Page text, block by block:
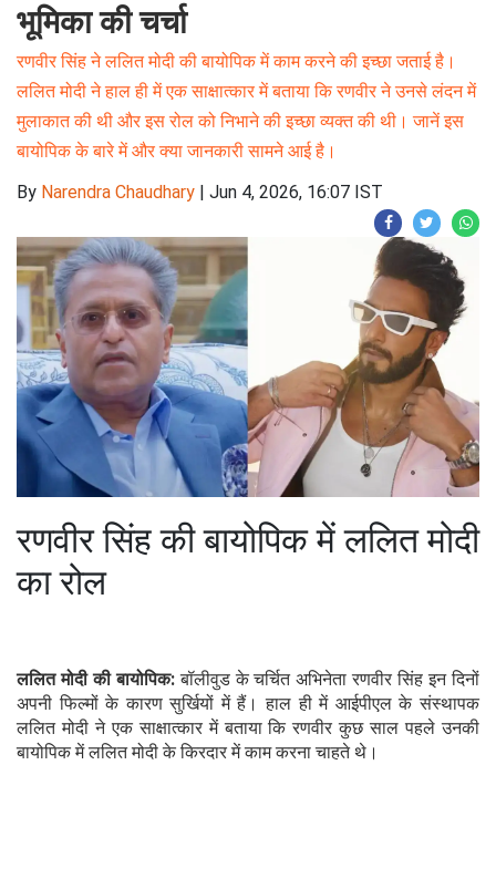
भूमिका की चर्चा
रणवीर सिंह ने ललित मोदी की बायोपिक में काम करने की इच्छा जताई है।
ललित मोदी ने हाल ही में एक साक्षात्कार में बताया कि रणवीर ने उनसे लंदन में
मुलाकात की थी और इस रोल को निभाने की इच्छा व्यक्त की थी। जानें इस
बायोपिक के बारे में और क्या जानकारी सामने आई है।
By Narendra Chaudhary | Jun 4, 2026, 16:07 IST
रणवीर सिंह की बायोपिक में ललित मोदी
का रोल
ललित मोदी की बायोपिक:बॉलीवुड के चर्चित अभिनेता रणवीर सिंह इन दिनों
अपनी फिल्मों के कारण सुर्खियों में हैं। हाल ही में आईपीएल के संस्थापक
ललित मोदी ने एक साक्षात्कार में बताया कि रणवीर कुछ साल पहले उनकी
बायोपिक में ललित मोदी के किरदार में काम करना चाहते थे।